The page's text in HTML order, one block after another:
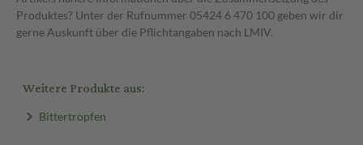
Produktes? Unter der Rufnummer 05424 6 470 100 geben wir dir
gerne Auskunft über die Pflichtangaben nach LMIV.
Weitere Produkte aus:
Bittertropfen